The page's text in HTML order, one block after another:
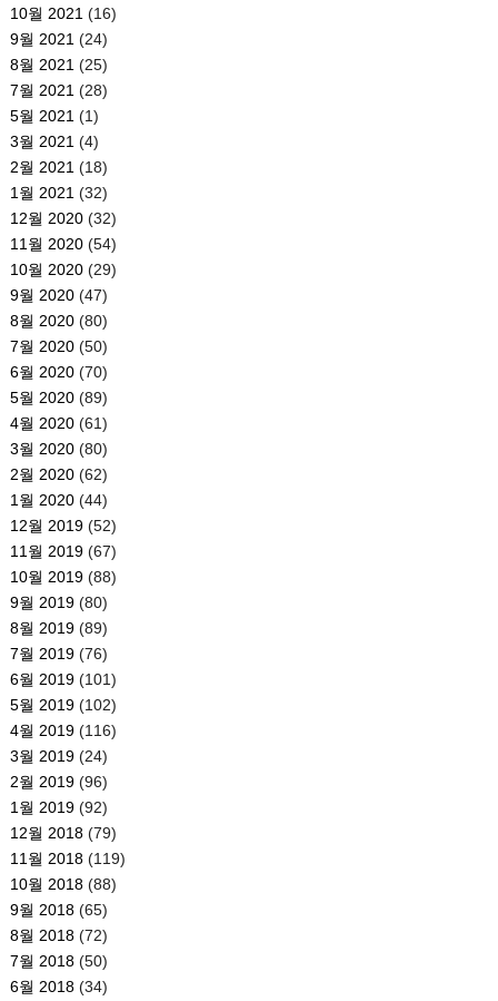
10월 2021 (16)
9월 2021 (24)
8월 2021 (25)
7월 2021 (28)
5월 2021 (1)
3월 2021 (4)
2월 2021 (18)
1월 2021 (32)
12월 2020(32)
11월 2020(54)
10월 2020(29)
9월 2020(47)
8월 2020(80)
7월 2020(50)
6월 2020(70)
5월 2020(89)
4월 2020(61)
3월 2020(80)
2월 2020(62)
1월 2020(44)
12월 2019(52)
11월 2019(67)
10월 2019(88)
9월 2019(80)
8월 2019(89)
7월 2019(76)
6월 2019(101)
5월 2019(102)
4월 2019(116)
3월 2019(24)
2월 2019(96)
1월 2019(92)
12월 2018(79)
11월 2018(119)
10월 2018(88)
9월 2018(65)
8월 2018(72)
7월 2018(50)
6월 2018(34)